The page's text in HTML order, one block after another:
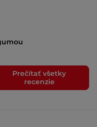
Prečítať všetky
recenzie